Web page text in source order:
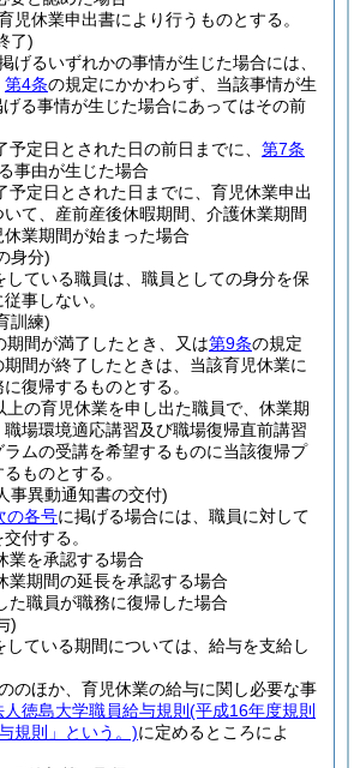
児休業申出書により行うものとする。
了)
げるいずれかの事情が生じた場合には、
第4条の規定にかかわらず、当該事情が生
げる事情が生じた場合にあってはその前
予定日とされた日の前日までに、 第7条
事由が生じた場合
予定日とされた日までに、育児休業申出
て、産前産後休暇期間、介護休業期間
休業期間が始まった場合
身分)
している職員は、職員としての身分を保
事しない。
訓練)
期間が満了したとき、又は第9条の規定
間が終了したときは、当該育児休業に
復帰するものとする。
上の育児休業を申し出た職員で、休業期
場環境適応講習及び職場復帰直前講習
ムの受講を希望するものに当該復帰プ
ものとする。
事異動通知書の交付)
の各号に掲げる場合には、職員に対して
付する。
業を承認する場合
業期間の延長を承認する場合
た職員が職務に復帰した場合
)
している期間については、給与を支給し
のほか、育児休業の給与に関し必要な事
徳島大学職員給与規則 (平成16年度規則
規則」という。)に定めるところによ